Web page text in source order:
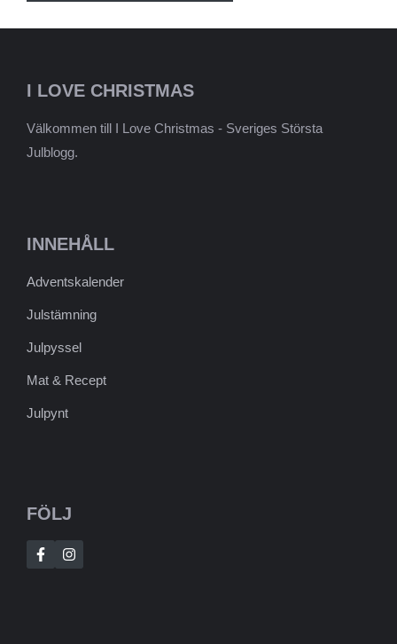
I LOVE CHRISTMAS
Välkommen till I Love Christmas - Sveriges Största
Julblogg.
INNEHÅLL
Adventskalender
Julstämning
Julpyssel
Mat & Recept
Julpynt
FÖLJ